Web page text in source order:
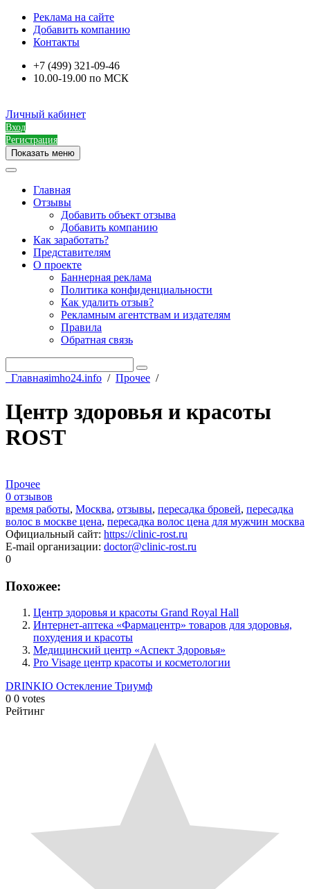
Реклама на сайте
Добавить компанию
Контакты
+7 (499) 321-09-46
10.00-19.00 по МСК
Личный кабинет
Вход
Регистрация
Показать меню
Главная
Отзывы
Добавить объект отзыва
Добавить компанию
Как заработать?
Представителям
О проекте
Баннерная реклама
Политика конфиденциальности
Как удалить отзыв?
Рекламным агентствам и издателям
Правила
Обратная связь
Главнаяimho24.info / Прочее /
Центр здоровья и красоты
ROST
Прочее
0 отзывов
время работы, Москва, отзывы, пересадка бровей, пересадка
волос в москве цена, пересадка волос цена для мужчин москва
Официальный сайт: https://clinic-rost.ru
E-mail организации: doctor@clinic-rost.ru
0
Похожее:
Центр здоровья и красоты Grand Royal Hall
Интернет-аптека «Фармацентр» товаров для здоровья,
похудения и красоты
Медицинский центр «Аспект Здоровья»
Pro Visage центр красоты и косметологии
DRINKIO Остекление Триумф
0 0 votes
Рейтинг